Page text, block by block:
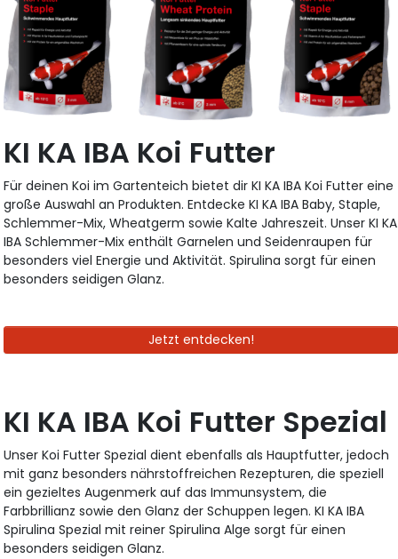
KI KA IBA Koi Futter
Für deinen Koi im Gartenteich bietet dir KI KA IBA Koi Futter eine
große Auswahl an Produkten. Entdecke KI KA IBA Baby, Staple,
Schlemmer-Mix, Wheatgerm sowie Kalte Jahreszeit. Unser KI KA
IBA Schlemmer-Mix enthält Garnelen und Seidenraupen für
besonders viel Energie und Aktivität. Spirulina sorgt für einen
besonders seidigen Glanz.
Jetzt entdecken!
KI KA IBA Koi Futter Spezial
Unser Koi Futter Spezial dient ebenfalls als Hauptfutter, jedoch
mit ganz besonders nährstoffreichen Rezepturen, die speziell
ein gezieltes Augenmerk auf das Immunsystem, die
Farbbrillianz sowie den Glanz der Schuppen legen. KI KA IBA
Spirulina Spezial mit reiner Spirulina Alge sorgt für einen
besonders seidigen Glanz.